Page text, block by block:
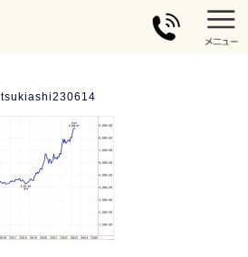
tsukiashi230614